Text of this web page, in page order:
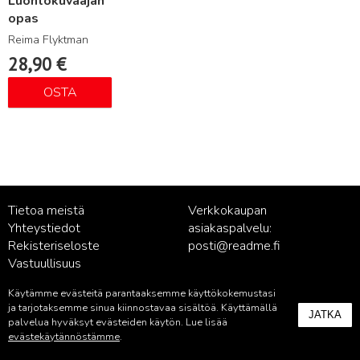
opas
Reima Flyktman
28,90 €
OSTA
Tietoa meistä
Yhteystiedot
Rekisteriseloste
Vastuullisuus
Verkkokaupan
asiakaspalvelu:
posti@readme.fi
Kustantamon asiakaspalvelu:
palvelu@readme.fi
Käytämme evästeitä parantaaksemme käyttökokemustasi
ja tarjotaksemme sinua kiinnostavaa sisältöä. Käyttämällä
palvelua hyväksyt evästeiden käytön. Lue lisää
evästekäytännöstämme.
JATKA